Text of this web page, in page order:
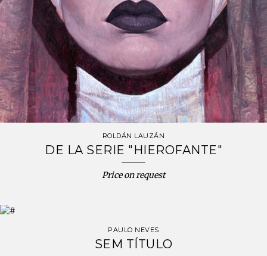
ROLDÁN LAUZÁN
DE LA SERIE "HIEROFANTE"
Price on request
PAULO NEVES
SEM TÍTULO